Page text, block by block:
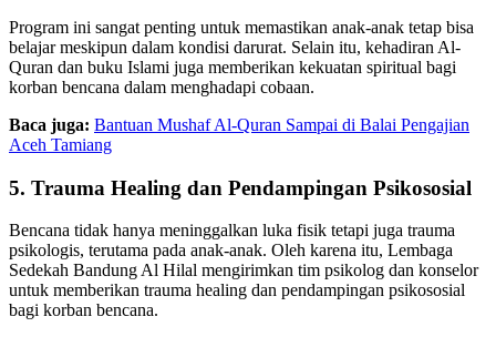
Program ini sangat penting untuk memastikan anak-anak tetap bisa
belajar meskipun dalam kondisi darurat. Selain itu, kehadiran Al-
Quran dan buku Islami juga memberikan kekuatan spiritual bagi
korban bencana dalam menghadapi cobaan.
Baca juga: Bantuan Mushaf Al-Quran Sampai di Balai Pengajian
Aceh Tamiang
5. Trauma Healing dan Pendampingan Psikososial
Bencana tidak hanya meninggalkan luka fisik tetapi juga trauma
psikologis, terutama pada anak-anak. Oleh karena itu, Lembaga
Sedekah Bandung Al Hilal mengirimkan tim psikolog dan konselor
untuk memberikan trauma healing dan pendampingan psikososial
bagi korban bencana.